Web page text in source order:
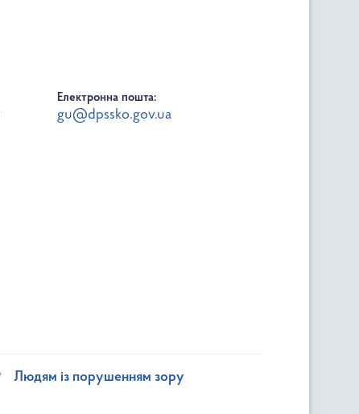
Електронна пошта:
gu@dpssko.gov.ua
Людям із порушенням зору